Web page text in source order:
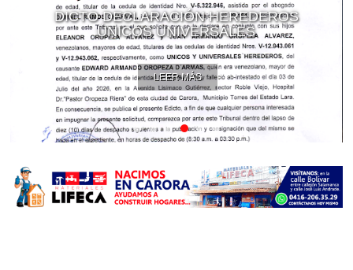
DICTO DECLARACIÓN HEREDEROS
ÚNICOS UNIVERSALES
LEER MÁS